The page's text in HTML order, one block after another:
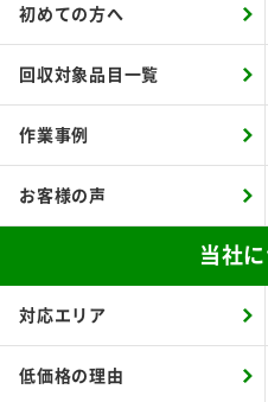
初めての方へ
回収対象品目一覧
作業事例
お客様の声
当社
対応エリア
低価格の理由